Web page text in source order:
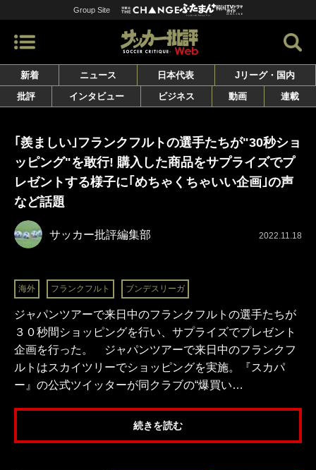
Group Site
新着 ニュース 日本代表
Jリーグ・国内
批評
インタビュー ビジネス 動画 連載
｢羨ましい｣フランクフルトの選手たちが"30秒ショ
ッピング"を敢行! 購入した商品をサプライズでプ
レゼントする様子に｢めちゃくちゃいい企画｣の声
など話題
サッカー批評編集部 2022.11.18
海外 フランクフルト ブンデスリーガ
ジャパンツアーで来日中のフランクフルトの選手たちが
３０秒間ショッピングを行い、サプライズでプレゼント
企画を行った。 ジャパンツアーで来日中のフランクフ
ルトはスカイツリーでショッピングを実施。『スカパ
ー』の公式ツイッターが同クラブの“爆買い…
続きを読む